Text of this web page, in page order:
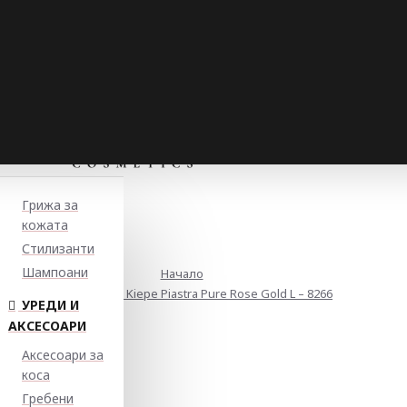
Грижа за
кожата
Стилизанти
Шампоани
УРЕДИ И
АКСЕСОАРИ
Аксесоари за
коса
Гребени
Начало
Преса за коса Kiepe Piastra Pure Rose Gold L – 8266